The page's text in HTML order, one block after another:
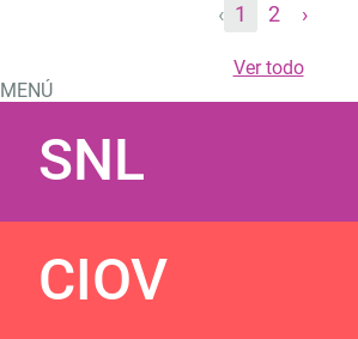
‹ 1 2 ›
Ver todo
MENÚ
SNL
CIOV